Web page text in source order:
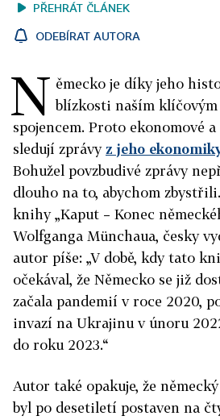
PŘEHRÁT ČLÁNEK
ODEBÍRAT AUTORA
N ěmecko je díky jeho
blízkosti naším
spojencem. Proto ekonomové
sledují zprávy z jeho
Bohužel povzbudivé zprávy
dlouho na to, abychom
knihy „Kaput – Konec
Wolfganga Münchaua, česky
autor píše: „V době, kdy tato
očekával, že Německo se již
začala pandemií v roce 2020,
invazí na Ukrajinu v únoru
do roku 2023.“
Autor také opakuje, že
byl po desetiletí postaven na